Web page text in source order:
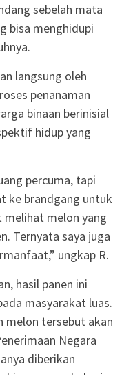
sebelah mata
bisa menghidupi
langsung oleh
penanaman
binaan berinisial
hidup yang
percuma, tapi
ke brandgang untuk
melihat melon yang
Ternyata saya juga
ungkap R.
hasil panen ini
masyarakat luas.
melon tersebut akan
Negara
diberikan